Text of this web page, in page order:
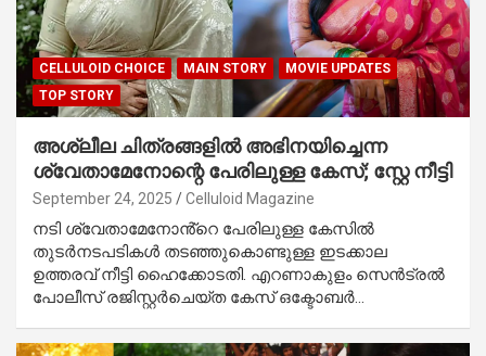
CELLULOID CHOICE MAIN STORY
MOVIE UPDATES
TOP STORY
അശ്ലീല ചിത്രങ്ങളിൽ അഭിനയിച്ചെന്ന
ശ്വേതാമേനോന്റെ പേരിലുള്ള കേസ്; സ്റ്റേ നീട്ടി
September 24, 2025 Celluloid Magazine
നടി ശ്വേതാമേനോൻ്റെ പേരിലുള്ള കേസിൽ
തുടർനടപടികൾ തടഞ്ഞുകൊണ്ടുള്ള ഇടക്കാല
ഉത്തരവ് നീട്ടി ഹൈക്കോടതി. എറണാകുളം സെൻട്രൽ
പോലീസ് രജിസ്റ്റർചെയ്ത കേസ് ഒക്ടോബർ…